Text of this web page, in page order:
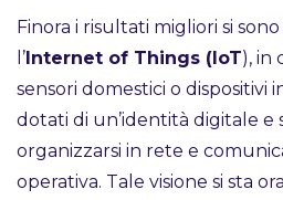
Finora i risultati migliori si
l’Internet of Things (IoT), in
sensori domestici o dispositivi
dotati di un’identità digitale e
organizzarsi in rete e
operativa. Tale visione si sta